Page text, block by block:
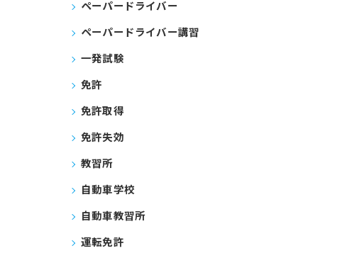
ペーパードライバー
ペーパードライバー講習
一発試験
免許
免許取得
免許失効
教習所
自動車学校
自動車教習所
運転免許